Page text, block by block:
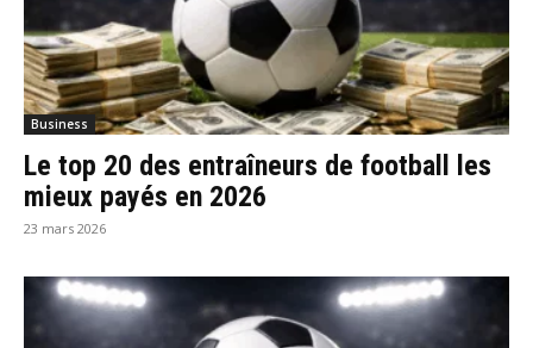
Business
Le top 20 des entraîneurs de football les
mieux payés en 2026
23 mars 2026